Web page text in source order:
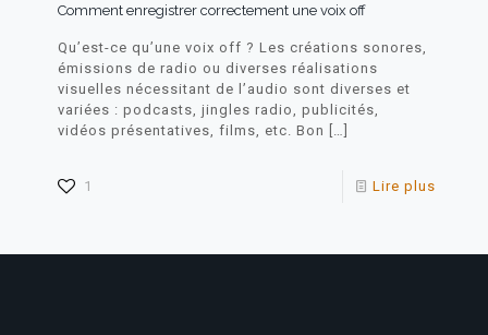
Comment enregistrer correctement une voix off
Qu’est-ce qu’une voix off ? Les créations sonores,
émissions de radio ou diverses réalisations
visuelles nécessitant de l’audio sont diverses et
variées : podcasts, jingles radio, publicités,
vidéos présentatives, films, etc. Bon
1 Lire plus